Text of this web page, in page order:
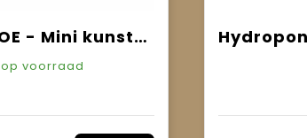
ARTILOE - Mini kunstplant
op voorraad